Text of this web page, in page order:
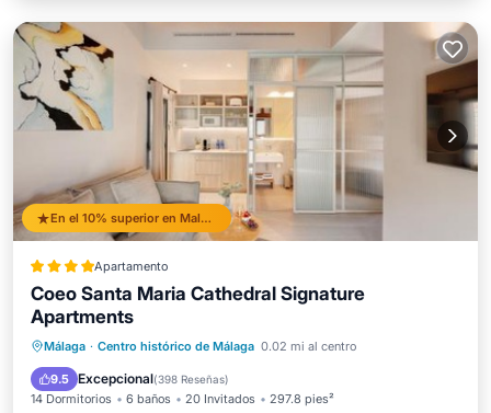
En el 10% superior en Malaga Historic Centre
Apartamento
Coeo Santa Maria Cathedral Signature
Apartments
Málaga · Centro histórico de Málaga 0.02 mi al centro
9.5 Excepcional(398 Reseñas)
14 Dormitorios 6 baños 20 Invitados 297.8 pies²
Desayuno
Cocina
Aire acondicionado